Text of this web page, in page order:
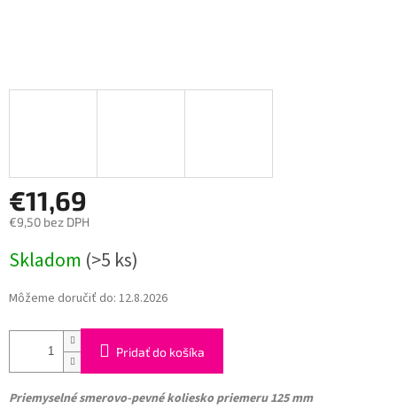
€11,69
€9,50 bez DPH
cena:
Skladom (>5 ks)
Môžeme doručiť do: 12.8.2026
Pridať do košíka
Priemyselné smerovo-pevné kolieskopriemeru 125 mm